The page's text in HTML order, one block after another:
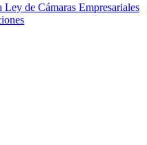
Ley de Cámaras Empresariales